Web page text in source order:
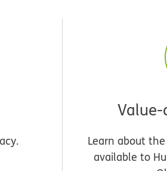
Learn about
available to